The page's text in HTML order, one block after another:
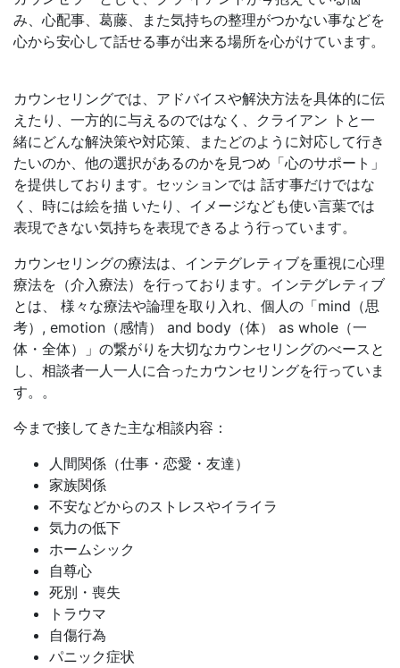
み、心配事、葛藤、また気持ちの整理がつかない事などを
心から安心して話せる事が出来る場所を心がけています。
カウンセリングでは、アドバイスや解決方法を具体的に伝
えたり、一方的に与えるのではなく、クライアン トと一
緒にどんな解決策や対応策、またどのように対応して行き
たいのか、他の選択があるのかを見つめ「心のサポート」
を提供しております。セッションでは 話す事だけではな
く、時には絵を描 いたり、イメージなども使い言葉では
表現できない気持ちを表現できるよう行っています。
カウンセリングの療法は、インテグレティブを重視に心理
療法を（介入療法）を行っております。インテグレティブ
とは、 様々な療法や論理を取り入れ、個人の「mind（思
考）, emotion（感情） and body（体） as whole（一
体・全体）」の繋がりを大切なカウンセリングのべースと
し、相談者一人一人に合ったカウンセリングを行っていま
す。。
今まで接してきた主な相談内容：
人間関係（仕事・恋愛・友達）
家族関係
不安などからのストレスやイライラ
気力の低下
ホームシック
自尊心
死別・喪失
トラウマ
自傷行為
パニック症状